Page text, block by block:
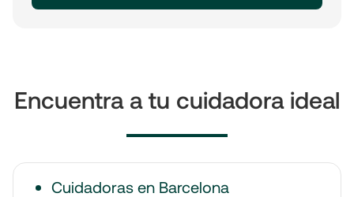
Encuentra a tu cuidadora ideal
Cuidadoras en Barcelona